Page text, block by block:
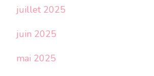
juillet 2025
juin 2025
mai 2025